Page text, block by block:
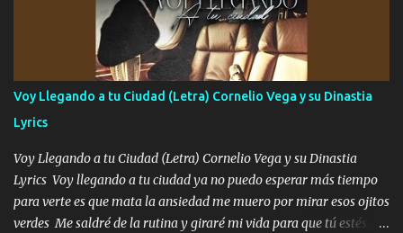
contenta como yo por ti Música Pregúntame qué es lo que me
enamora pa describirte unas cuantas horas también pregunta que
quiero contigo que seas dichosa al estar conmigo Y ya borracho
contéstame la llamada pa dedicarte unas bonitas palabras así
borracho me animo a decirte todo y puedo describirlo mucho que
me encantes Decirte que me siento muy feliz y emocionado por
tenerte aquí espero que quiera...
Voy Llegando a tu Ciudad (Letra) Cornelio Vega y su Dinastia
Lyrics
Voy Llegando a tu Ciudad (Letra) Cornelio Vega y su Dinastia
Lyrics Voy llegando a tu ciudad ya no puedo esperar más tiempo
para verte es que mata la ansiedad me muero por mirar esos ojitos
verdes Me saldré de la rutina y giraré mi vida para que tú estés en